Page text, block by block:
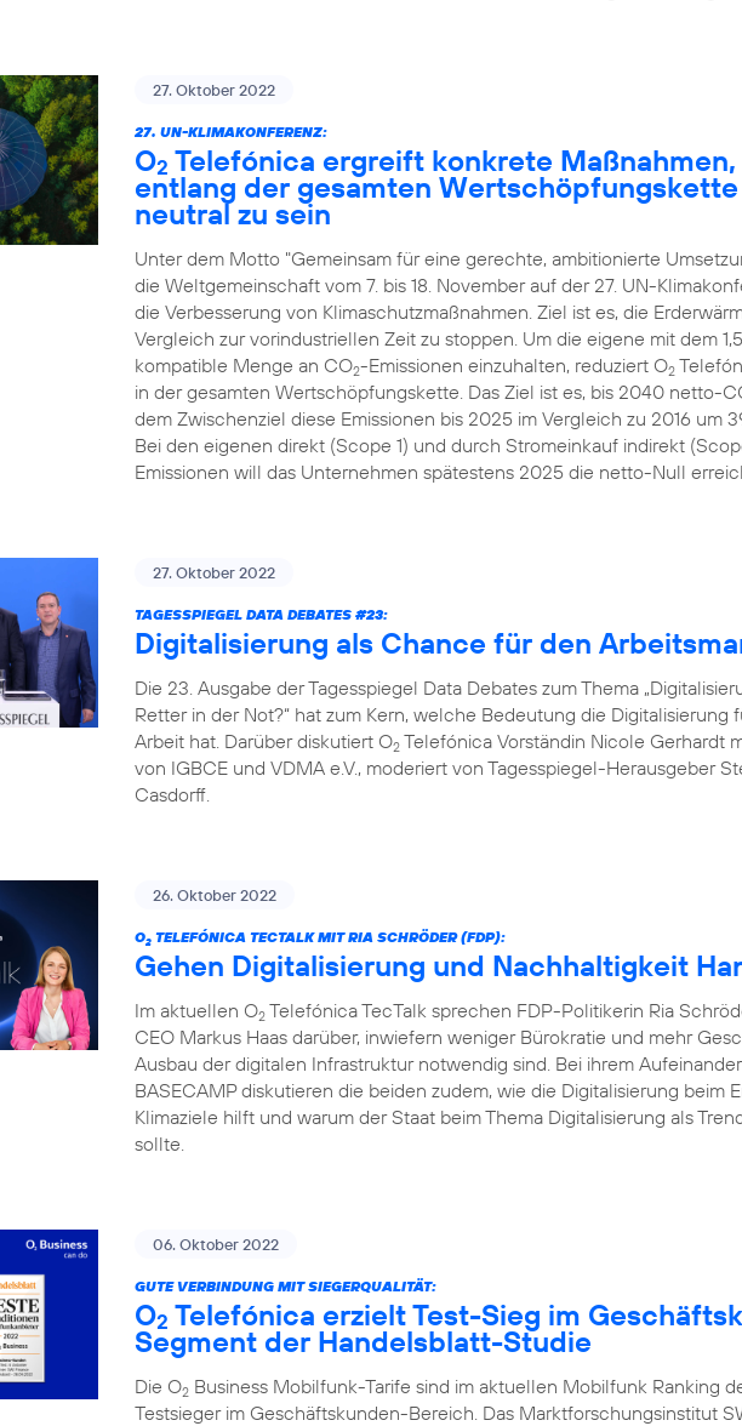
27. Oktober 2022
27. UN-KLIMAKONFERENZ:
O2 Telefónica ergreift konkrete
entlang der gesamten
neutral zu sein
Unter dem Motto "Gemeinsam für eine gerechte, ambitionierte
die Weltgemeinschaft vom 7. bis 18. November auf der 27. UN-
die Verbesserung von Klimaschutzmaßnahmen. Ziel ist es, die
Vergleich zur vorindustriellen Zeit zu stoppen. Um die eigene mit dem
kompatible Menge an CO2-Emissionen einzuhalten, reduziert O2
in der gesamten Wertschöpfungskette. Das Ziel ist es, bis 2040 netto-
dem Zwischenziel diese Emissionen bis 2025 im Vergleich zu 2016 um
Bei den eigenen direkt (Scope 1) und durch Stromeinkauf indirekt
Emissionen will das Unternehmen spätestens 2025 die netto-Null
27. Oktober 2022
TAGESSPIEGEL DATA DEBATES #23:
Digitalisierung als Chance für den
Die 23. Ausgabe der Tagesspiegel Data Debates zum Thema
Retter in der Not?“ hat zum Kern, welche Bedeutung die Digitalisierung
Arbeit hat. Darüber diskutiert O2 Telefónica Vorständin Nicole Gerhardt
von IGBCE und VDMA e.V., moderiert von Tagesspiegel-Herausgeber
Casdorff.
26. Oktober 2022
O2 TELEFÓNICA TECTALK MIT RIA SCHRÖDER (FDP):
Gehen Digitalisierung und Nachhaltigkeit
Im aktuellen O2 Telefónica TecTalk sprechen FDP-Politikerin Ria
CEO Markus Haas darüber, inwiefern weniger Bürokratie und mehr
Ausbau der digitalen Infrastruktur notwendig sind. Bei ihrem
BASECAMP diskutieren die beiden zudem, wie die Digitalisierung beim
Klimaziele hilft und warum der Staat beim Thema Digitalisierung als
sollte.
06. Oktober 2022
GUTE VERBINDUNG MIT SIEGERQUALITÄT:
O2 Telefónica erzielt Test-Sieg im
Segment der Handelsblatt-Studie
Die O2 Business Mobilfunk-Tarife sind im aktuellen Mobilfunk Ranking
Testsieger im Geschäftskunden-Bereich. Das Marktforschungsinstitut